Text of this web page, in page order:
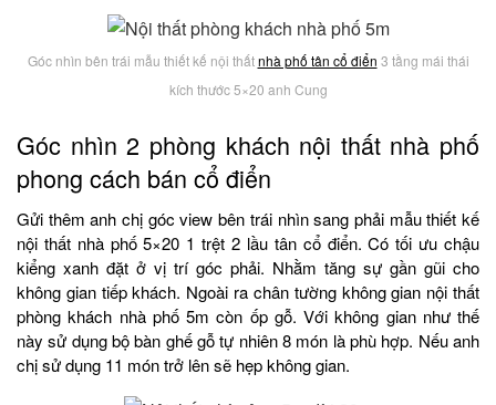
Góc nhìn bên trái mẫu thiết kế nội thấtnhà phố tân cổ điển 3 tầng mái thái
kích thước 5×20 anh Cung
Góc nhìn 2 phòng khách nội thất nhà phố
phong cách bán cổ điển
Gửi thêm anh chị góc view bên trái nhìn sang phải mẫu thiết kế
nội thất nhà phố 5×20 1 trệt 2 lầu tân cổ điển. Có tối ưu chậu
kiểng xanh đặt ở vị trí góc phải. Nhằm tăng sự gần gũi cho
không gian tiếp khách. Ngoài ra chân tường không gian nội thất
phòng khách nhà phố 5m còn ốp gỗ. Với không gian như thế
này sử dụng bộ bàn ghế gỗ tự nhiên 8 món là phù hợp. Nếu anh
chị sử dụng 11 món trở lên sẽ hẹp không gian.